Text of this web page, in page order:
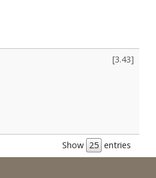
[3.43]
Show entries